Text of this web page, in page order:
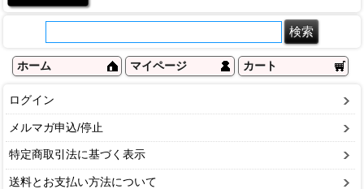
ホーム マイページ カート
ログイン
メルマガ申込/停止
特定商取引法に基づく表示
送料とお支払い方法について